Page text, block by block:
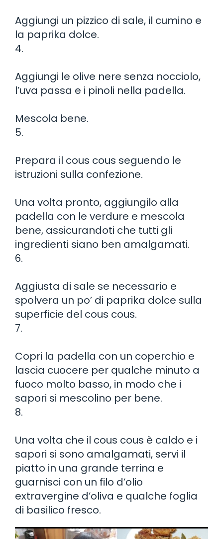
Aggiungi un pizzico di sale, il cumino e
la paprika dolce.
4.
Aggiungi le olive nere senza nocciolo,
l’uva passa e i pinoli nella padella.
Mescola bene.
5.
Prepara il cous cous seguendo le
istruzioni sulla confezione.
Una volta pronto, aggiungilo alla
padella con le verdure e mescola
bene, assicurandoti che tutti gli
ingredienti siano ben amalgamati.
6.
Aggiusta di sale se necessario e
spolvera un po’ di paprika dolce sulla
superficie del cous cous.
7.
Copri la padella con un coperchio e
lascia cuocere per qualche minuto a
fuoco molto basso, in modo che i
sapori si mescolino per bene.
8.
Una volta che il cous cous è caldo e i
sapori si sono amalgamati, servi il
piatto in una grande terrina e
guarnisci con un filo d’olio
extravergine d’oliva e qualche foglia
di basilico fresco.